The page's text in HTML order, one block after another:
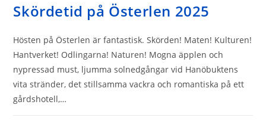
Skördetid på Österlen 2025
Hösten på Österlen är fantastisk. Skörden! Maten! Kulturen!
Hantverket! Odlingarna! Naturen! Mogna äpplen och
nypressad must, ljumma solnedgångar vid Hanöbuktens
vita stränder, det stillsamma vackra och romantiska på ett
gårdshotell,…